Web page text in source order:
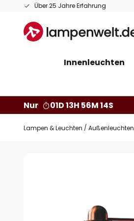
Über 25 Jahre Erfahrung
Zum
springen
Innenleuchten
Nur
01D 13H 56M 14S
Lampen & Leuchten Außenleuchten